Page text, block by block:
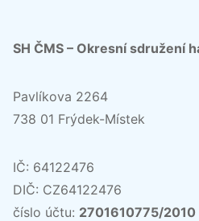
SH ČMS – Okresní sdružení
Pavlíkova 2264
738 01 Frýdek-Místek
IČ: 64122476
DIČ: CZ64122476
číslo účtu: 2701610775/2010